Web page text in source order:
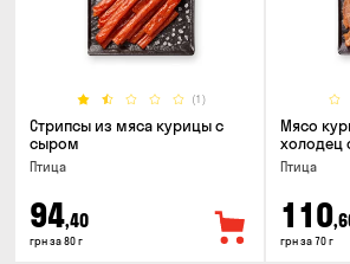
(1)
Стрипсы из мяса курицы с
сыром
Птица
94,40
грн за 80 г
Мясо
холодец
Птица
110
грн за 70 г